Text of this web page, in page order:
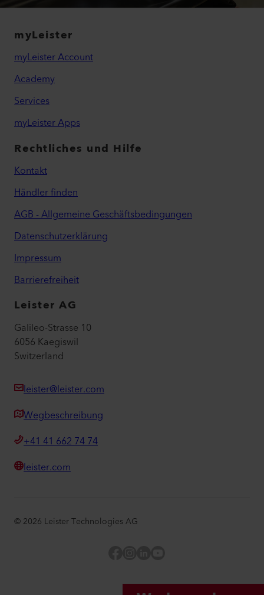
myLeister
myLeister Account
Academy
Services
myLeister Apps
Rechtliches und Hilfe
Kontakt
Händler finden
AGB - Allgemeine Geschäftsbedingungen
Datenschutzerklärung
Impressum
Barrierefreiheit
Leister AG
Galileo-Strasse 10
6056 Kaegiswil
Switzerland
leister@leister.com
Wegbeschreibung
+41 41 662 74 74
leister.com
© 2026 Leister Technologies AG